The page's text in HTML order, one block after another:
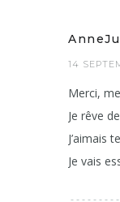
14
Merci,
Je rêve
J’aimais
Je vais